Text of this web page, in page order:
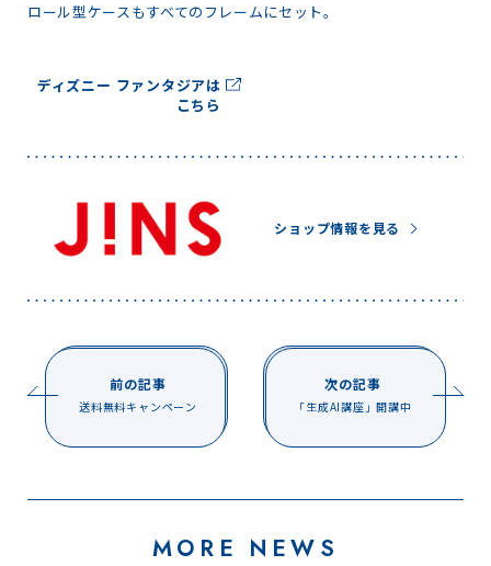
ロール型ケースもすべてのフレームにセット。
ディズニー ファンタジアは
こちら
ショップ情報を見る
前の記事
送料無料キャンペーン
次の記事
「生成AI講座」開講中
MORE NEWS